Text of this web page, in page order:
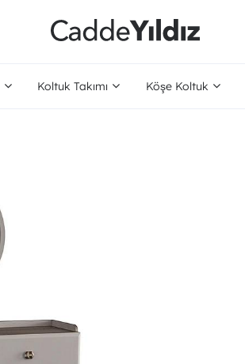
Koltuk Takımı Köşe Koltuk